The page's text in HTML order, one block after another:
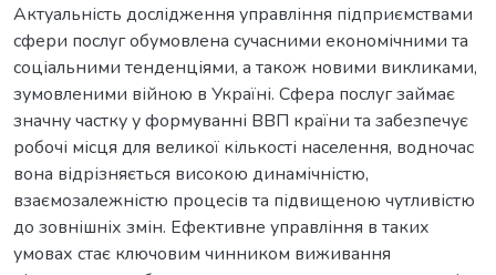
Актуальність дослідження управління підприємствами
сфери послуг обумовлена сучасними економічними та
соціальними тенденціями, а також новими викликами,
зумовленими війною в Україні. Сфера послуг займає
значну частку у формуванні ВВП країни та забезпечує
робочі місця для великої кількості населення, водночас
вона відрізняється високою динамічністю,
взаємозалежністю процесів та підвищеною чутливістю
до зовнішніх змін. Ефективне управління в таких
умовах стає ключовим чинником виживання